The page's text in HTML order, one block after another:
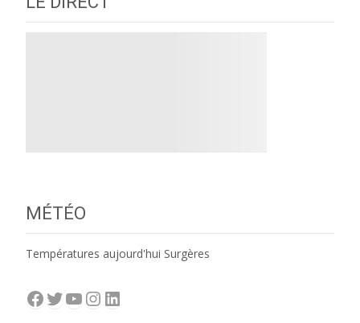
MÉTÉO
Températures aujourd'hui Surgères
Facebook
Twitter
YouTube
Instagram
LinkedIn